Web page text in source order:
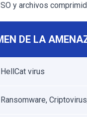
y archivos
DE LA
HellCat virus
Ransomware,